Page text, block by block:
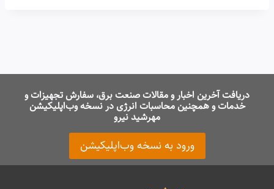
دریافت آخرین اخبار و مقالات صنعت برق، سفارش تجهیزات و
خدمات و همچنین محاسبات انرژی در نسخه وب‌اپلیکیشن
مهرشید نیرو
ورود به نسخه وب‌اپلیکیشن